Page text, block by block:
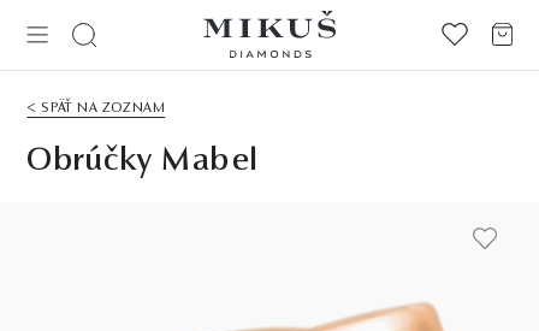
< SPÄŤ NA ZOZNAM
Obrúčky Mabel